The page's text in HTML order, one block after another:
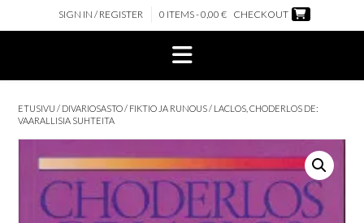
SIGN IN / REGISTER 0 ITEMS - 0,00 € CHECKOUT
ETUSIVU / DIVARIOSASTO/ FIKTIO JA RUNOUS/ LACLOS, CHODERLOS DE:
VAARALLISIA SUHTEITA